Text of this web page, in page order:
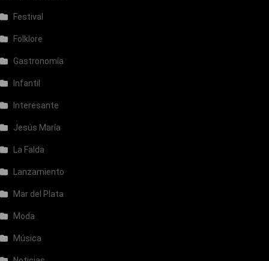
Festival
Folklore
Gastronomía
Infantil
Interesante
Jesús María
La Falda
Lanzamiento
Mar del Plata
Moda
Música